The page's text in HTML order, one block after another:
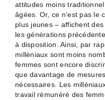
attitudes moins
âgées. Or, ce n’est pas le
plus jeunes – affichent
les générations
à disposition. Ainsi, par
milléniaux sont moins
femmes sont encore
que davantage de
nécessaires. Les
travail rémunéré des